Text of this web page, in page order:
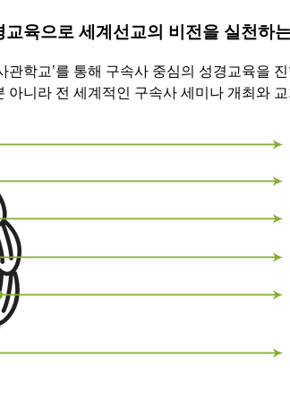
육으로 세계선교의 비전을 실천하
관학교’를 통해 구속사 중심의 성경교육을
아니라 전 세계적인 구속사 세미나 개최와